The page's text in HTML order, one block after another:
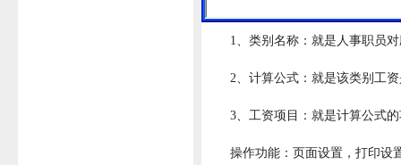
1、类别名称：就是人事职员对
2、计算公式：就是该类别工资
3、工资项目：就是计算公式的
操作功能：页面设置，打印设置